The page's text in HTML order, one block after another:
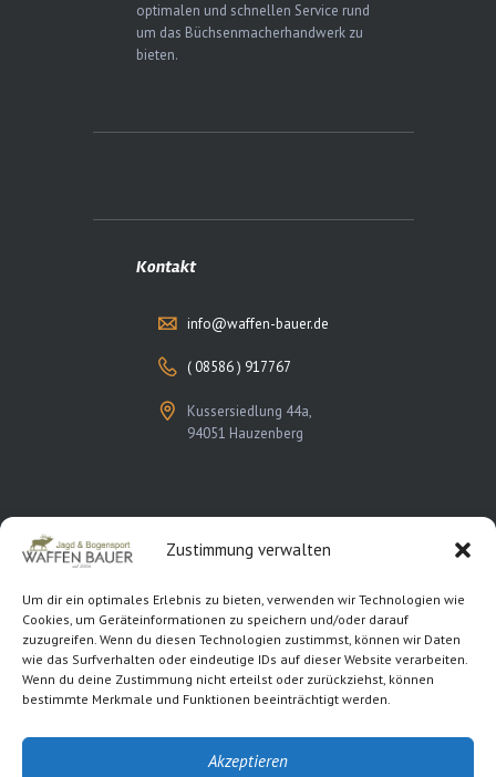
Zustimmung verwalten
Um dir ein optimales Erlebnis zu bieten, verwenden wir Technologien wie
Cookies, um Geräteinformationen zu speichern und/oder darauf
zuzugreifen. Wenn du diesen Technologien zustimmst, können wir Daten
wie das Surfverhalten oder eindeutige IDs auf dieser Website verarbeiten.
Wenn du deine Zustimmung nicht erteilst oder zurückziehst, können
bestimmte Merkmale und Funktionen beeinträchtigt werden.
Akzeptieren
optimalen und schnellen Service rund
um das Büchsenmacherhandwerk zu
bieten.
Kontakt
info@waffen-bauer.de
( 08586 ) 917767
Kussersiedlung 44a,
94051 Hauzenberg
Kontakt
Impressum
Datenschutzerklärung